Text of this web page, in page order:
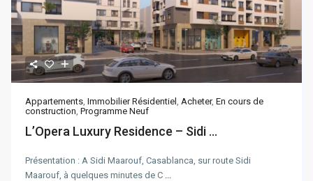
Appartements ,Immobilier Résidentiel Acheter,En cours de
construction ,Programme Neuf
L’Opera Luxury Residence – Sidi ...
Présentation : A Sidi Maarouf, Casablanca, sur route Sidi
Maarouf, à quelques minutes de C